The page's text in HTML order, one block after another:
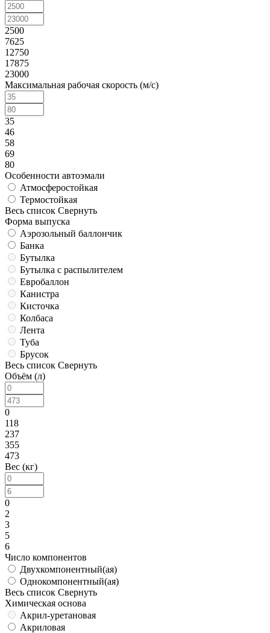
2500
7625
12750
17875
23000
Максимальная рабочая скорость (м/с)
35
46
58
69
80
Особенности автоэмали
Атмосферостойкая
Термостойкая
Весь список Свернуть
Форма выпуска
Аэрозольный баллончик
Банка
Бутылка
Бутылка с распылителем
Евробаллон
Канистра
Кисточка
Колбаса
Лента
Туба
Брусок
Весь список Свернуть
Объём (л)
0
118
237
355
473
Вес (кг)
0
2
3
5
6
Число компонентов
Двухкомпонентный(ая)
Однокомпонентный(ая)
Весь список Свернуть
Химическая основа
Акрил-уретановая
Акриловая